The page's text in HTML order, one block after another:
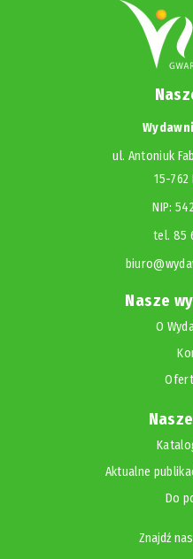
ul. Antoniuk
15-762
NIP:
tel. 85
Nasze
O
Aktualne
Do
Znajdź